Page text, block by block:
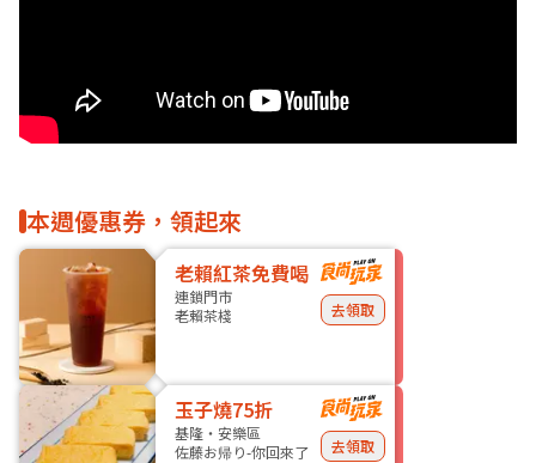
本週優惠券，領起來
老賴紅茶免費喝
連鎖門市
老賴茶棧
去領取
玉子燒75折
基隆・安樂區
佐藤お帰り-你回來了
去領取